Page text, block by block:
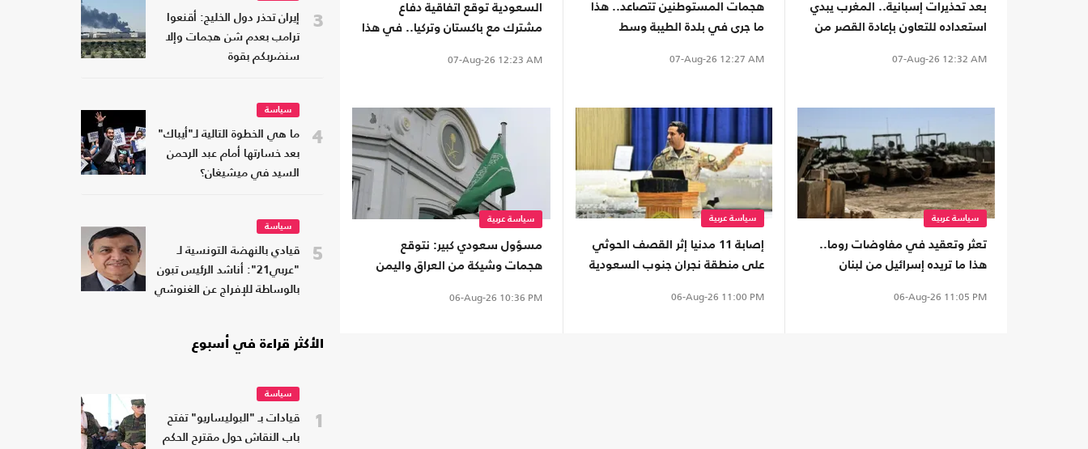
بعد تحذيرات إسبانية.. المغرب يبدي
استعداده للتعاون بإعادة القصر من
07-Aug-26 12:32 AM
هجمات المستوطنين تتصاعد.. هذا
ما جرى في بلدة الطيبة وسط
07-Aug-26 12:27 AM
السعودية توقع اتفاقية دفاع
مشترك مع باكستان وتركيا.. في هذا
07-Aug-26 12:23 AM
سياسة عربية
تعثر وتعقيد في مفاوضات روما..
هذا ما تريده إسرائيل من لبنان
06-Aug-26 11:05 PM
سياسة عربية
إصابة 11 مدنيا إثر القصف الحوثي
على منطقة نجران جنوب السعودية
06-Aug-26 11:00 PM
سياسة عربية
مسؤول سعودي كبير: نتوقع
هجمات وشيكة من العراق واليمن
06-Aug-26 10:36 PM
3
إيران تحذر دول الخليج: أقنعوا
ترامب بعدم شن هجمات وإلا
سنضربكم بقوة
4
سياسة
ما هي الخطوة التالية لـ"أيباك"
بعد خسارتها أمام عبد الرحمن
السيد في ميشيغان؟
5
سياسة
قيادي بالنهضة التونسية لـ
"عربي21": أناشد الرئيس تبون
بالوساطة للإفراج عن الغنوشي
الأكثر قراءة في أسبوع
1
سياسة
قيادات بـ "البوليساريو" تفتح
باب النقاش حول مقترح الحكم